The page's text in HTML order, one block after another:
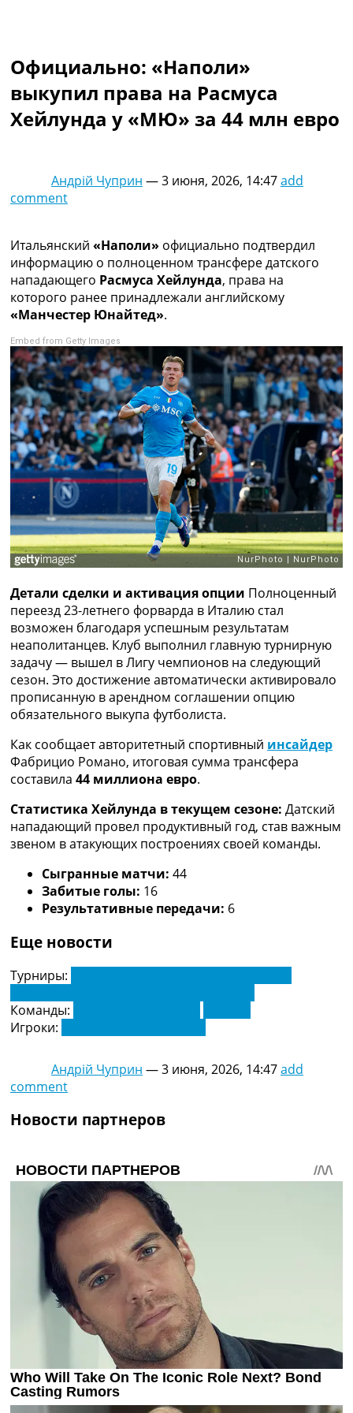
Украина. Премьер-Лига
Украина. Первая Лига
Лига Чемпионов
Англия. Премьер Лига
Испания. Ла Лига
Таблицы групп Чемпионата Мира
Лига Чемпионов. Таблицы групп
Англия. Премьер-Лига
Испания. Ла Лига
Все таблицы >>>
Рейтинги
Рейтинг стран УЕФА
Рейтинг клубов УЕФА
Рейтинг ФИФА
ТВ программа
RU
UA
Categories
Главная
Новости футбола
Видео
Трансферы
Новости футбола Украины
Конкурс прогнозов
Логин
Рейтинги
Правила
Коллективный прогноз
Турниры
Чемпионат Мира
Украина. Премьер-Лига
Украина. Первая Лига
Лига Чемпионов
Англия. Премьер Лига
Испания. Ла Лига
Другие Турниры >>>
Таблицы
Таблицы групп Чемпионата Мира
Украина. Премьер-Лига
Украина. Первая Лига
Лига Чемпионов. Таблицы групп
Англия. Премьер-Лига
Все таблицы >>>
ТВ программа
Официально: «Наполи»
выкупил права на Расмуса
Хейлунда у «МЮ» за 44 млн евро
Андрій Чуприн —3 июня, 2026, 14:47add
comment
Итальянский «Наполи» официально подтвердил
информацию о полноценном трансфере датского
нападающего Расмуса Хейлунда, права на
которого ранее принадлежали английскому
«Манчестер Юнайтед».
Embed from Getty Images
Детали сделки и активация опции Полноценный
переезд 23-летнего форварда в Италию стал
возможен благодаря успешным результатам
неаполитанцев. Клуб выполнил главную турнирную
задачу — вышел в Лигу чемпионов на следующий
сезон. Это достижение автоматически активировало
прописанную в арендном соглашении опцию
обязательного выкупа футболиста.
Как сообщает авторитетный спортивный инсайдер
Фабрицио Романо, итоговая сумма трансфера
составила 44 миллиона евро.
Статистика Хейлунда в текущем сезоне: Датский
нападающий провел продуктивный год, став важным
звеном в атакующих построениях своей команды.
Сыгранные матчи: 44
Забитые голы: 16
Результативные передачи: 6
Еще новости
Турниры:
Команды:
Игроки:
Андрій Чуприн —3 июня, 2026, 14:47add
comment
Новости партнеров